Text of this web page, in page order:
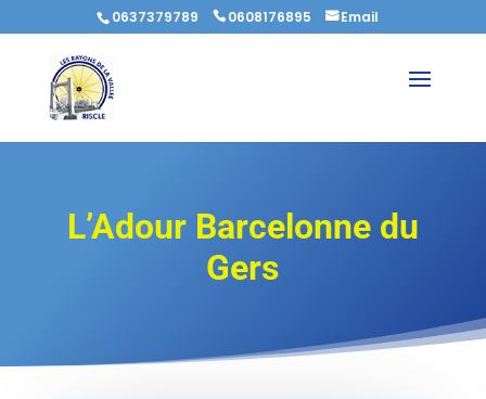
0637379789 0608176895 Email
L’Adour Barcelonne du
Gers